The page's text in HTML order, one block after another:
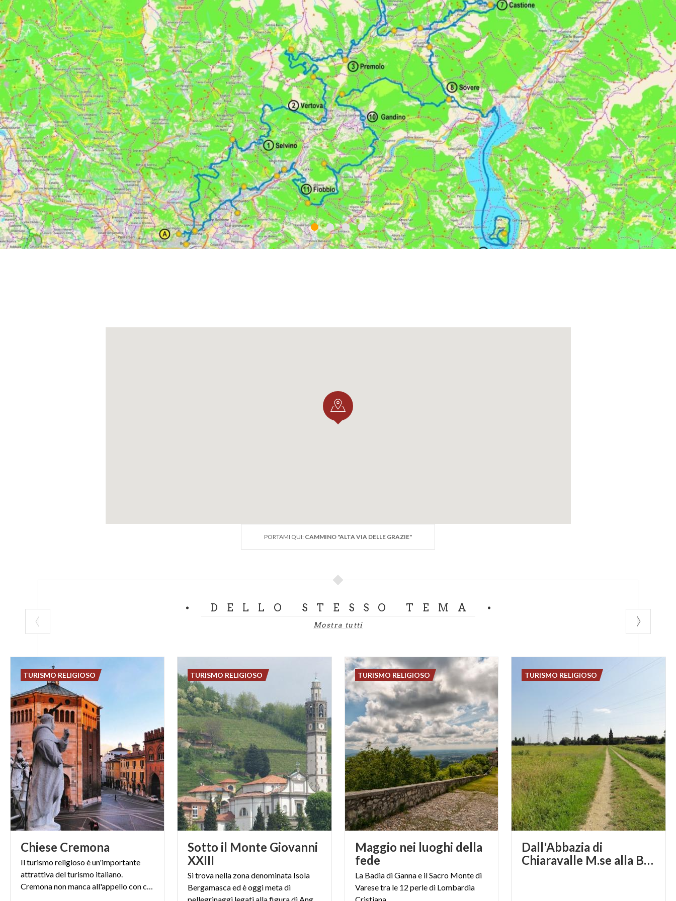
PORTAMI QUI: CAMMINO "ALTA VIA DELLE GRAZIE"
DELLO STESSO TEMA
Mostra tutti
Chiese Cremona
Il turismo religioso è un'importante
attrattiva del turismo italiano.
Cremona non manca all'appello con chiese e santuari.
TURISMO RELIGIOSO
Sotto il Monte Giovanni
XXIII
Si trova nella zona denominata Isola
Bergamasca ed è oggi meta di
TURISMO RELIGIOSO
Maggio nei luoghi della
fede
La Badia di Ganna e il Sacro Monte di
Varese tra le 12 perle di Lombardia
TURISMO RELIGIOSO
Dall'Abbazia di
Chiaravalle M.se alla Basilica di Santa Maria in Calvenzano
TURISMO RELIGIOSO